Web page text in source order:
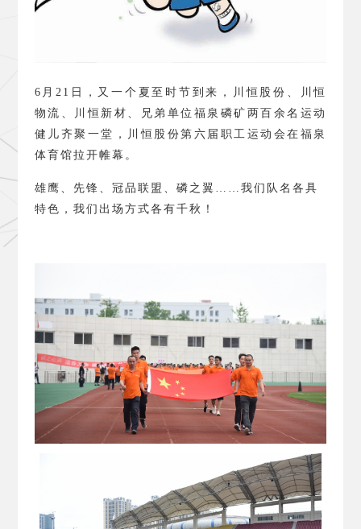
6 月 21 日，又一个夏至时节到来，川恒股份、川恒
物流、川恒新材、兄弟单位福泉磷矿两百余名运动
健儿齐聚一堂，川恒股份第六届职工运动会在福泉
体育馆拉开帷幕。
雄鹰、先锋、冠品联盟、磷之翼……我们队名各具
特色，我们出场方式各有千秋！